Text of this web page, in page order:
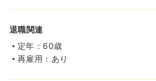
退職関連
定年：60歳
再雇用：あり